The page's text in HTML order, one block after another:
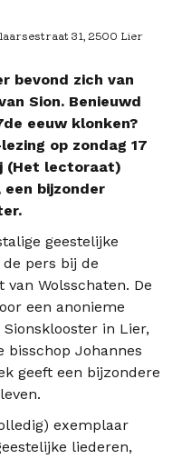
31, 2500 Lier
bevond zich van
Sion. Benieuwd
eeuw klonken?
op zondag 17
(Het lectoraat)
een bijzonder
geestelijke
pers bij de
Wolsschaten. De
een anonieme
in Lier,
bisschop Johannes
geeft een bijzondere
exemplaar
liederen,